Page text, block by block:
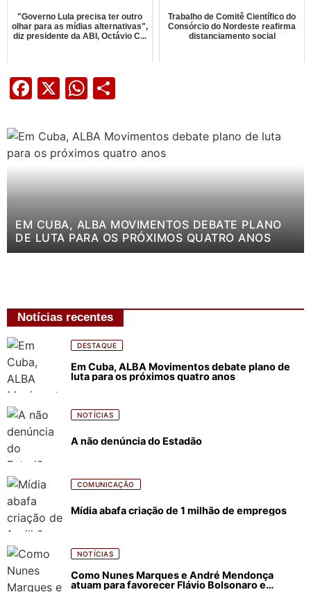
"Governo Lula precisa ter outro
olhar para as mídias alternativas",
diz presidente da ABI, Octávio C...
Trabalho de Comitê Científico do
Consórcio do Nordeste reafirma
distanciamento social
Facebook
X WhatsApp
EM CUBA, ALBA MOVIMENTOS DEBATE PLANO
DE LUTA PARA OS PRÓXIMOS QUATRO ANOS
Notícias recentes
DESTAQUE
Em Cuba, ALBA Movimentos debate plano de
luta para os próximos quatro anos
NOTÍCIAS
A não denúncia do Estadão
COMUNICAÇÃO
Mídia abafa criação de 1 milhão de empregos
NOTÍCIAS
Como Nunes Marques e André Mendonça
atuam para favorecer Flávio Bolsonaro e